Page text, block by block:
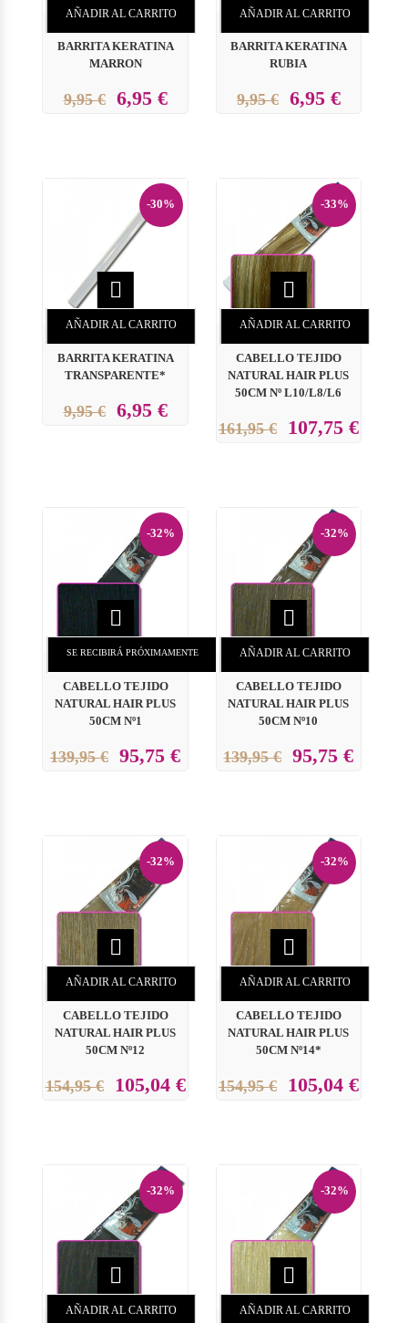
AÑADIR AL CARRITO
BARRITA KERATINA
MARRON
9,95 € 6,95 €
AÑADIR AL CARRITO
BARRITA KERATINA
RUBIA
9,95 € 6,95 €
-30%

AÑADIR AL CARRITO
BARRITA KERATINA
TRANSPARENTE*
9,95 € 6,95 €
-33%

AÑADIR AL CARRITO
CABELLO TEJIDO
NATURAL HAIR PLUS
50CM Nº L10/L8/L6
161,95 € 107,75 €
-32%

SE RECIBIRÁ PRÓXIMAMENTE
CABELLO TEJIDO
NATURAL HAIR PLUS
50CM Nº1
139,95 € 95,75 €
-32%

AÑADIR AL CARRITO
CABELLO TEJIDO
NATURAL HAIR PLUS
50CM Nº10
139,95 € 95,75 €
-32%

AÑADIR AL CARRITO
CABELLO TEJIDO
NATURAL HAIR PLUS
50CM Nº12
154,95 € 105,04 €
-32%

AÑADIR AL CARRITO
CABELLO TEJIDO
NATURAL HAIR PLUS
50CM Nº14*
154,95 € 105,04 €
-32%

AÑADIR AL CARRITO
-32%

AÑADIR AL CARRITO